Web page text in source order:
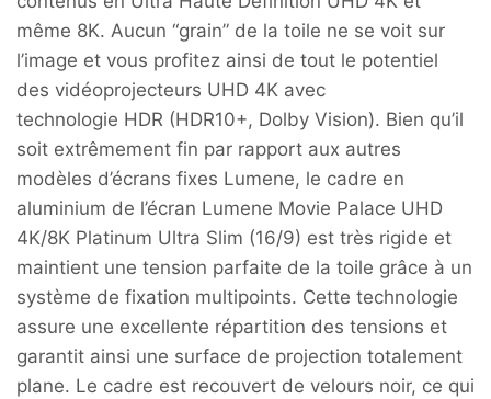
même 8K. Aucun “grain” de la toile ne se voit sur
l’image et vous profitez ainsi de tout le potentiel
des vidéoprojecteurs UHD 4K avec
technologie HDR (HDR10+, Dolby Vision). Bien qu’il
soit extrêmement fin par rapport aux autres
modèles d’écrans fixes Lumene, le cadre en
aluminium de l’écran Lumene Movie Palace UHD
4K/8K Platinum Ultra Slim (16/9) est très rigide et
maintient une tension parfaite de la toile grâce à un
système de fixation multipoints. Cette technologie
assure une excellente répartition des tensions et
garantit ainsi une surface de projection totalement
plane. Le cadre est recouvert de velours noir, ce qui